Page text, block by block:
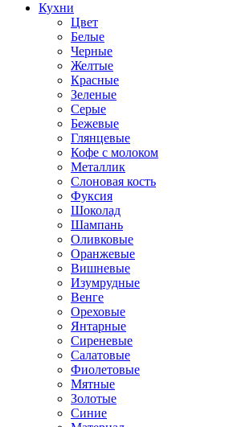
Кухни
Цвет
Белые
Черные
Желтые
Красные
Зеленые
Серые
Бежевые
Глянцевые
Кофе с молоком
Металлик
Слоновая кость
Фуксия
Шоколад
Шампань
Оливковые
Оранжевые
Вишневые
Изумрудные
Венге
Ореховые
Янтарные
Сиреневые
Салатовые
Фиолетовые
Мятные
Золотые
Синие